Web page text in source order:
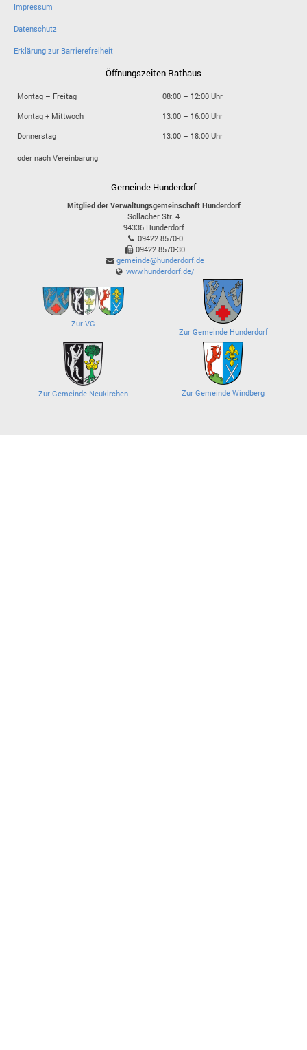
Impressum
Datenschutz
Erklärung zur Barrierefreiheit
Öffnungszeiten Rathaus
Montag – Freitag
08:00 – 12:00 Uhr
Montag + Mittwoch
13:00 – 16:00 Uhr
Donnerstag
13:00 – 18:00 Uhr
oder nach Vereinbarung
Gemeinde Hunderdorf
Mitglied der Verwaltungsgemeinschaft Hunderdorf
Sollacher Str. 4
94336 Hunderdorf
09422 8570-0
09422 8570-30
gemeinde@hunderdorf.de
www.hunderdorf.de/
Zur VG
Zur Gemeinde Hunderdorf
Zur Gemeinde Neukirchen Zur Gemeinde Windberg